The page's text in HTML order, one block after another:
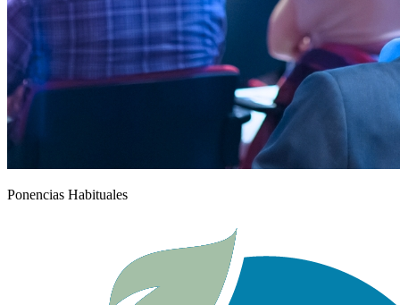
Ponencias Habituales